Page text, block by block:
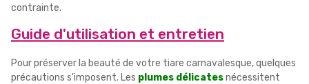
contrainte.
Guide d'utilisation et entretien
Pour préserver la beauté de votre tiare carnavalesque, quelques
précautions s'imposent. Les plumes délicatesnécessitent